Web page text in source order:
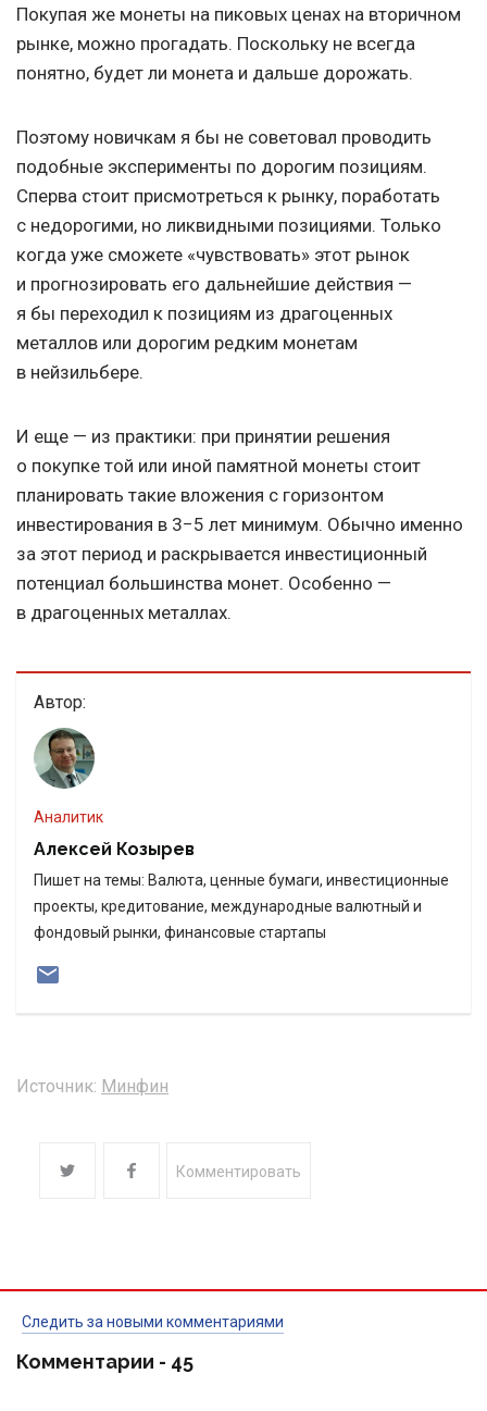
Покупая же монеты на пиковых ценах на вторичном
рынке, можно прогадать. Поскольку не всегда
понятно, будет ли монета и дальше дорожать.
Поэтому новичкам я бы не советовал проводить
подобные эксперименты по дорогим позициям.
Сперва стоит присмотреться к рынку, поработать
с недорогими, но ликвидными позициями. Только
когда уже сможете «чувствовать» этот рынок
и прогнозировать его дальнейшие действия —
я бы переходил к позициям из драгоценных
металлов или дорогим редким монетам
в нейзильбере.
И еще — из практики: при принятии решения
о покупке той или иной памятной монеты стоит
планировать такие вложения с горизонтом
инвестирования в 3−5 лет минимум. Обычно именно
за этот период и раскрывается инвестиционный
потенциал большинства монет. Особенно —
в драгоценных металлах.
Автор:
Аналитик
Алексей Козырев
Пишет на темы: Валюта, ценные бумаги, инвестиционные
проекты, кредитование, международные валютный и
фондовый рынки, финансовые стартапы
Источник: Минфин
Комментировать
Следить за новыми комментариями
Комментарии - 45